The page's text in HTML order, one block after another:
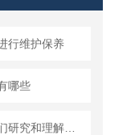
行维护保养
哪些